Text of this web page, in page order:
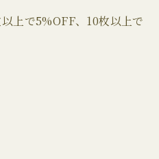
上で5%OFF、10枚以上で